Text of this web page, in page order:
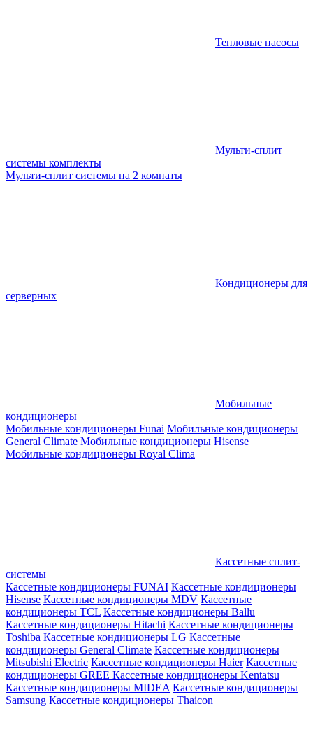
Тепловые насосы
Мульти-сплит
системы комплекты
Мульти-сплит системы на 2 комнаты
Кондиционеры для
серверных
Мобильные
кондиционеры
Мобильные кондиционеры Funai Мобильные кондиционеры
General Climate Мобильные кондиционеры Hisense
Мобильные кондиционеры Royal Clima
Кассетные сплит-
системы
Кассетные кондиционеры FUNAI Кассетные кондиционеры
Hisense Кассетные кондиционеры MDV Кассетные
кондиционеры TCL Кассетные кондиционеры Ballu
Кассетные кондиционеры Hitachi Кассетные кондиционеры
Toshiba Кассетные кондиционеры LG Кассетные
кондиционеры General Climate Кассетные кондиционеры
Mitsubishi Electric Кассетные кондиционеры Haier Кассетные
кондиционеры GREE Кассетные кондиционеры Kentatsu
Кассетные кондиционеры MIDEA Кассетные кондиционеры
Samsung Кассетные кондиционеры Thaicon